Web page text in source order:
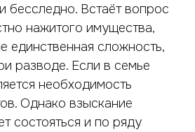
бесследно. Встаёт вопрос
нажитого имущества,
единственная сложность,
разводе. Если в семье
необходимость
Однако взыскание
состояться и по ряду